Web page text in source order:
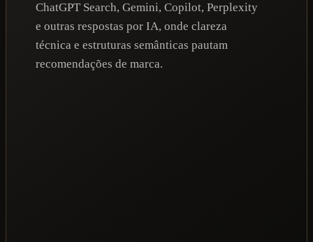
ChatGPT Search, Gemini, Copilot, Perplexity
e outras respostas por IA, onde clareza
técnica e estruturas semânticas pautam
recomendações de marca.